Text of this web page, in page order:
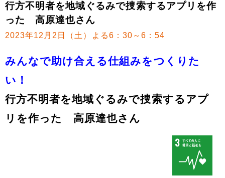
行方不明者を地域ぐるみで捜索するアプリを作
った 高原達也さん
2023年12月2日（土）よる6：30～6：54
みんなで助け合える仕組みをつくりた
い！
行方不明者を地域ぐるみで捜索するアプ
リを作った 高原達也さん